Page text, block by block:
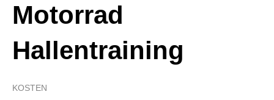
Motorrad
Hallentraining
KOSTEN